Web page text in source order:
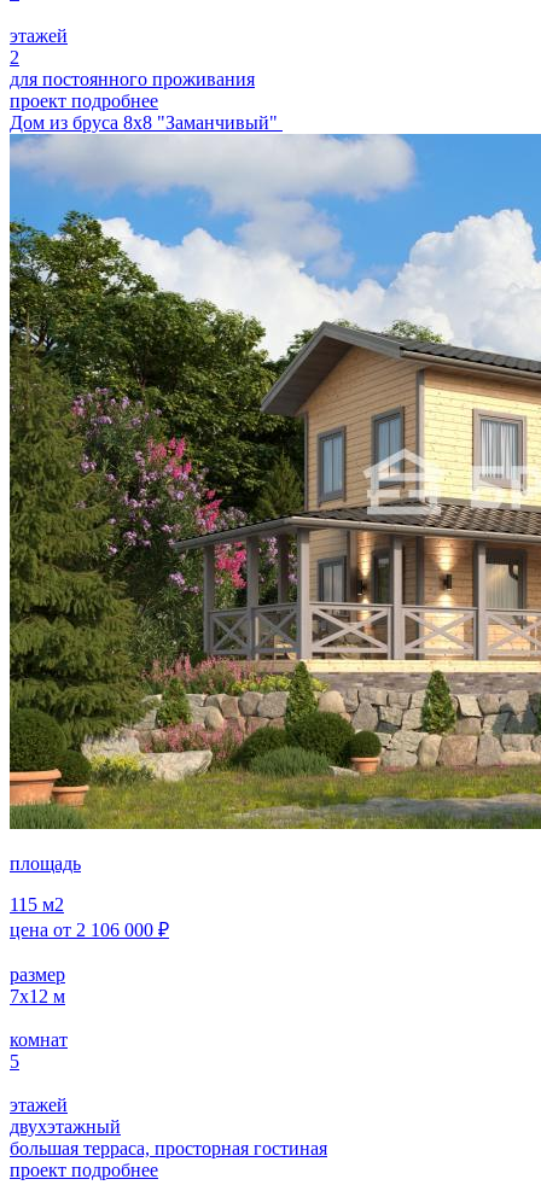
этажей
2
для постоянного проживания
проект подробнее
Дом из бруса 8х8 "Заманчивый"
площадь
115 м2
цена от 2 106 000 ₽
размер
7х12 м
комнат
5
этажей
двухэтажный
большая терраса, просторная гостиная
проект подробнее